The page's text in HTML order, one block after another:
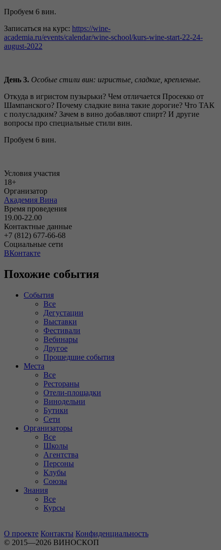
Пробуем 6 вин.
Записаться на курс: https://wine-
academia.ru/events/calendar/wine-school/kurs-wine-start-22-24-
august-2022
День 3. Особые стили вин: игристые, сладкие, крепленые.
Откуда в игристом пузырьки? Чем отличается Просекко от
Шампанского? Почему сладкие вина такие дорогие? Что ТАК
с полусладким? Зачем в вино добавляют спирт? И другие
вопросы про специальные стили вин.
Пробуем 6 вин.
Условия участия
18+
Организатор
Академия Вина
Время проведения
19.00-22.00
Контактные данные
+7 (812) 677-66-68
Социальные сети
ВКонтакте
Похожие события
События
Все
Дегустации
Выставки
Фестивали
Вебинары
Другое
Прошедшие события
Места
Все
Рестораны
Отели-площадки
Винодельни
Бутики
Сети
Организаторы
Все
Школы
Агентства
Персоны
Клубы
Союзы
Знания
Все
Курсы
О проекте Контакты Конфиденциальность
© 2015—2026 ВИНОСКОП